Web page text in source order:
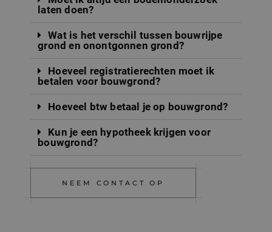
laten doen?
Wat is het verschil tussen bouwrijpe
grond en onontgonnen grond?
Hoeveel registratierechten moet ik
betalen voor bouwgrond?
Hoeveel btw betaal je op bouwgrond?
Kun je een hypotheek krijgen voor
bouwgrond?
NEEM CONTACT OP